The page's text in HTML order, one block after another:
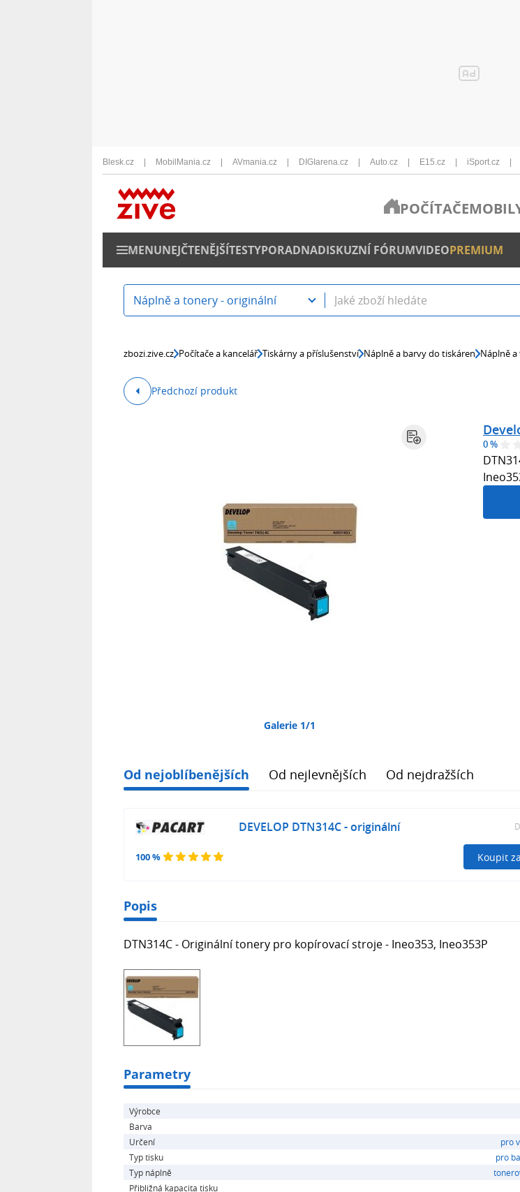
Blesk.cz MobilMania.cz AVmania.cz DIGIarena.cz Auto.cz E15.cz iSport.cz
POČÍTAČE
MENUNEJČTENĚJŠÍTESTYPORADNADISKUZNÍ FÓRUMVIDEOPREMIUM
Náplně a tonery - originální
zbozi.zive.cz Počítače a kancelář Tiskárny a příslušenství Náplně a barvy do tiskáren Náplně
Předchozí produkt
Galerie 1/1
0 %
Od nejoblíbenějších Od nejlevnějších Od nejdražších
100 %
DEVELOP DTN314C - originální
Koupit
Popis
DTN314C - Originální tonery pro kopírovací stroje - Ineo353, Ineo353P
Parametry
Výrobce
Barva
Určení
pro
Typ tisku
pro
Typ náplně
Přibližná kapacita tisku